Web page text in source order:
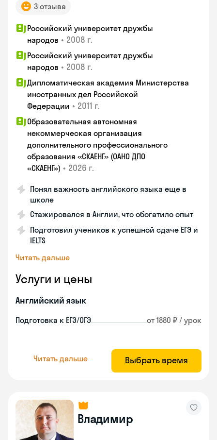
3 отзыва
Российский университет дружбы
народов • 2008 г.
Российский университет дружбы
народов • 2008 г.
Дипломатическая академия Министерства
иностранных дел Российской
Федерации • 2011 г.
Образовательная автономная
некоммерческая организация
дополнительного профессионального
образования «СКАЕНГ» (ОАНО ДПО
«СКАЕНГ») • 2026 г.
Понял важность английского языка еще в
школе
Стажировался в Англии, что обогатило опыт
Подготовил учеников к успешной сдаче ЕГЭ и
IELTS
Читать дальше
Услуги и цены
Английский язык
Подготовка к ЕГЭ/ОГЭ от 1880 ₽ / урок
Читать дальше Выбрать время
Владимир